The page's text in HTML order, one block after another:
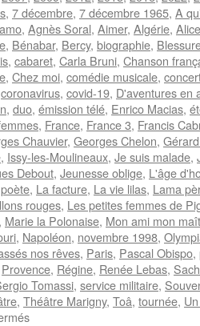
, 7 décembre, 7 décembre 1965, A
, Agnès Soral, Aimer, Algérie,
, Bénabar, Bercy, biographie,
, cabaret, Carla Bruni, Chanson
, Chez moi, comédie musicale,
coronavirus, covid-19, D'aventures en
, duo, émission télé, Enrico Macias,
, France, France 3, Francis
Chauvier, Georges Chelon,
, Issy-les-Moulineaux, Je suis malade,
Debout, Jeunesse oblige, L'âge
, La facture, La vie lilas, Lama
rouges, Les petites femmes de
, Marie la Polonaise, Mon ami mon
, Napoléon, novembre 1998,
nos rêves, Paris, Pascal Obispo,
Provence, Régine, Renée Lebas,
Tomassi, service militaire,
, Théâtre Marigny, Toâ, tournée,
sur